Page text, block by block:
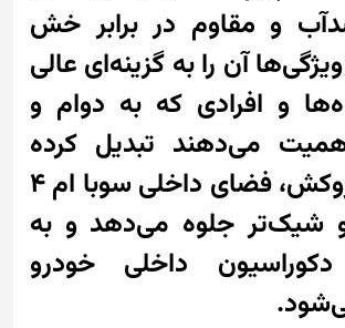
و مقاوم در برابر خش
آن را به گزینه‌ای عالی
و افرادی که به دوام و
می‌دهند تبدیل کرده
است. این روکش، فضای داخلی سوبا ام 4
و شیک‌تر جلوه می‌دهد و به
داخلی خودرو